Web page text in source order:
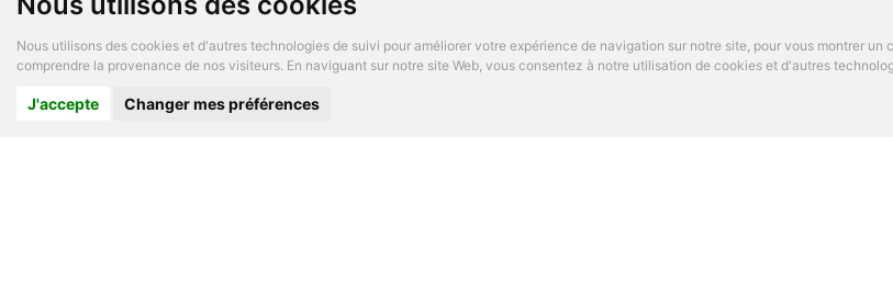
Nous utilisons des cookies et d'autres technologies de suivi pour améliorer votre expérience de navigation sur notre site, pour vous montrer
comprendre la provenance de nos visiteurs. En naviguant sur notre site Web, vous consentez à notre utilisation de cookies et d'autres
J'accepte Changer mes préférences